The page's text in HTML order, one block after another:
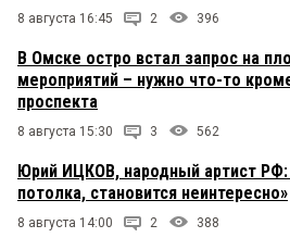
8 августа 16:45 2 396
В Омске остро встал запрос на
мероприятий – нужно что-то
проспекта
8 августа 15:30 3 562
Юрий ИЦКОВ, народный артист
потолка, становится неинтересно»
8 августа 14:00 2 388